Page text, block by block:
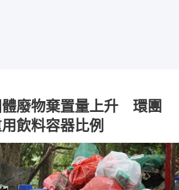
廢物棄置量上升 環團
飲料容器比例